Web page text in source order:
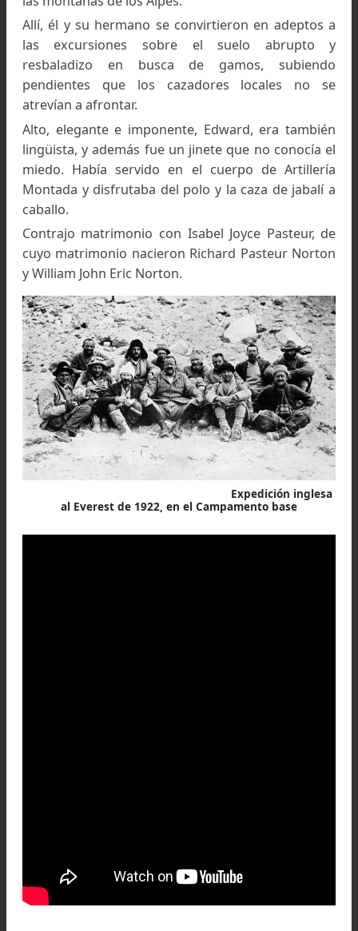
India, en donde ganó la reputación de ser un
jinete.
Nieto de sir Alfred Wills, quien fuera presidente
Alpine Club desde el año 1863 hasta 1865, siendo
abuelo el que subió el Wetterhorn, en el año
Edward, de niño, aprendió las habilidades de
abuelo, quien lo adiestró en este deporte
en las vacaciones de verano se
chalet de la familia en el Haute Savoie,
las montañas de los Alpes.
Allí, él y su hermano se convirtieron en
las excursiones sobre el suelo
resbaladizo en busca de gamos,
pendientes que los cazadores locales no
atrevían a afrontar.
Alto, elegante e imponente, Edward, era
lingüista, y además fue un jinete que no
miedo. Había servido en el cuerpo de
Montada y disfrutaba del polo y la caza de
caballo.
Contrajo matrimonio con Isabel Joyce Pasteur,
cuyo matrimonio nacieron Richard Pasteur
y William John Eric Norton.